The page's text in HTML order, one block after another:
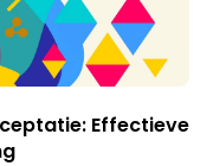
Effectieve